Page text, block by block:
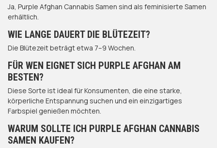
Ja, Purple Afghan Cannabis Samen sind als feminisierte Samen
erhältlich.
WIE LANGE DAUERT DIE BLÜTEZEIT?
Die Blütezeit beträgt etwa 7–9 Wochen.
FÜR WEN EIGNET SICH PURPLE AFGHAN AM
BESTEN?
Diese Sorte ist ideal für Konsumenten, die eine starke,
körperliche Entspannung suchen und ein einzigartiges
Farbspiel genießen möchten.
WARUM SOLLTE ICH PURPLE AFGHAN CANNABIS
SAMEN KAUFEN?